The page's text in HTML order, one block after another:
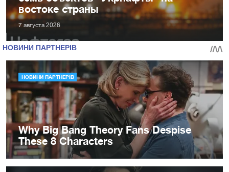
востоке страны
7 августа 2026